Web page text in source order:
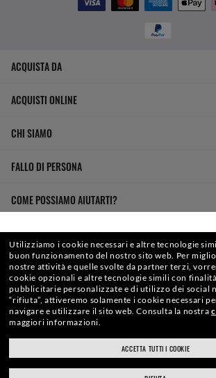
SELEZIONA O DIGITA IL
ray-ban.com/italy ray-
ACQUISTA DA
ACQUISTI ONLINE
CHI SIAMO
FALLO DI PERSONA
COME POSSIAMO AIUTARTI?
WebID #917 964 603
AVVERTENZE E INFORMAZIONI DI SICUREZZA SUI
Utilizziamo i cookie necessari e altre tecnologie
buon funzionamento del nostro sito web. Per
nostre attività e quelle svolte da partner terzi,
cookie opzionali e altre tecnologie simili con
pubblicitarie personalizzate e di utilizzo dei social
“rifiuta”, attiveremo solamente i cookie necessari
navigare e utilizzare il sito web. Consulta la nostra
maggiori informazioni.
ACCETTA TUTTI I COOKIE